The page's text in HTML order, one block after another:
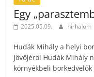
Egy
2025.05.09. hirhalom
Hudák Mihály a helyi
jövőjéről Hudák Mihály
környékbeli